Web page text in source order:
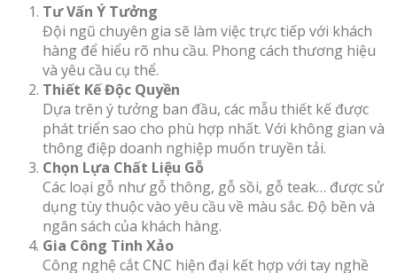
Tư Vấn Ý Tưởng
Đội ngũ chuyên gia sẽ làm việc trực tiếp với khách
hàng để hiểu rõ nhu cầu. Phong cách thương hiệu
và yêu cầu cụ thể.
Thiết Kế Độc Quyền
Dựa trên ý tưởng ban đầu, các mẫu thiết kế được
phát triển sao cho phù hợp nhất. Với không gian và
thông điệp doanh nghiệp muốn truyền tải.
Chọn Lựa Chất Liệu Gỗ
Các loại gỗ như gỗ thông, gỗ sồi, gỗ teak… được sử
dụng tùy thuộc vào yêu cầu về màu sắc. Độ bền và
ngân sách của khách hàng.
Gia Công Tinh Xảo
Công nghệ cắt CNC hiện đại kết hợp với tay nghề